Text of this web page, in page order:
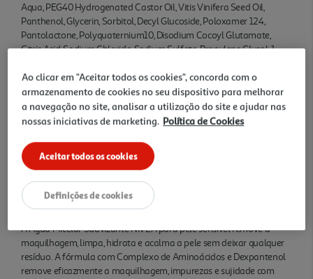
Aqua, PEG40 Hydrogenated Castor Oil, Vitis Vinifera Seed Oil,
Panthenol, Glycerin, Sorbitol, Decyl Glucoside, Poloxamer 124,
Pantolactone, Polyquaternium10, Disodium Cocoyl Glutamate,
Citric Acid, Sodium Chloride, Sodium Sulfate, Propylene Glycol, 1,
Informações Nutricionais
.
Conservação
Informações
A Água Micelar Suavizante NIVEA para pele sensível remove a
maquilhagem, limpa, hidrata e acalma a pele sem deixar qualquer
resíduo. A fórmula com Complexo de Aminoácidos e Dexpantenol
remove eficazmente a maquilhagem, impurezas e sujidade com
Ao clicar em "Aceitar todos os cookies", concorda com o
armazenamento de cookies no seu dispositivo para melhorar
a navegação no site, analisar a utilização do site e ajudar nas
nossas iniciativas de marketing. Política de Cookies
Aceitar todos os cookies
Definições de cookies